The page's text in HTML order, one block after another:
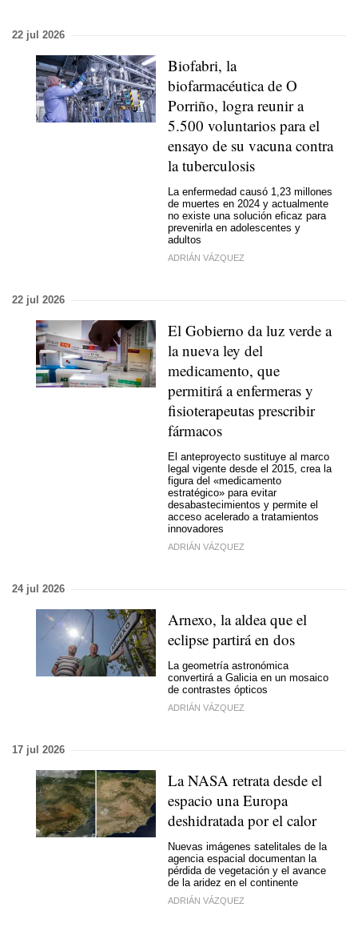
22 jul 2026
Biofabri, la
biofarmacéutica de O
Porriño, logra reunir a
5.500 voluntarios para el
ensayo de su vacuna contra
la tuberculosis
La enfermedad causó 1,23 millones
de muertes en 2024 y actualmente
no existe una solución eficaz para
prevenirla en adolescentes y
adultos
ADRIÁN VÁZQUEZ
22 jul 2026
El Gobierno da luz verde a
la nueva ley del
medicamento, que
permitirá a enfermeras y
fisioterapeutas prescribir
fármacos
El anteproyecto sustituye al marco
legal vigente desde el 2015, crea la
figura del «medicamento
estratégico» para evitar
desabastecimientos y permite el
acceso acelerado a tratamientos
innovadores
ADRIÁN VÁZQUEZ
24 jul 2026
Arnexo, la aldea que el
eclipse partirá en dos
La geometría astronómica
convertirá a Galicia en un mosaico
de contrastes ópticos
ADRIÁN VÁZQUEZ
17 jul 2026
La NASA retrata desde el
espacio una Europa
deshidratada por el calor
Nuevas imágenes satelitales de la
agencia espacial documentan la
pérdida de vegetación y el avance
de la aridez en el continente
ADRIÁN VÁZQUEZ